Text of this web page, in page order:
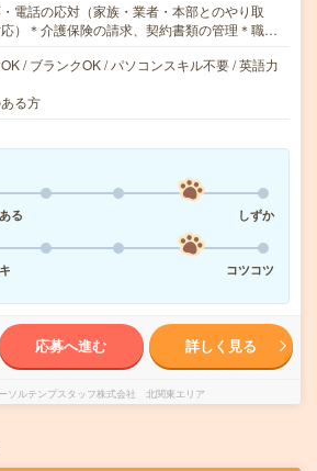
電話の応対（家族・業者・本部とのやり取
）＊介護保険の請求、契約書類の管理＊職…
/ ブランクOK / パソコンスキル不要 / 英語力
る方
る
しずか
コツコツ
応募へ進む 詳しく見る
ソルテンプスタッフ株式会社 北関東エリア